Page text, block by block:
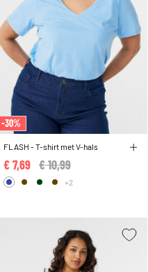
-30%
FLASH - T-shirt met V-hals
Price reduced from
€ 10,99
€ 7,69
+2